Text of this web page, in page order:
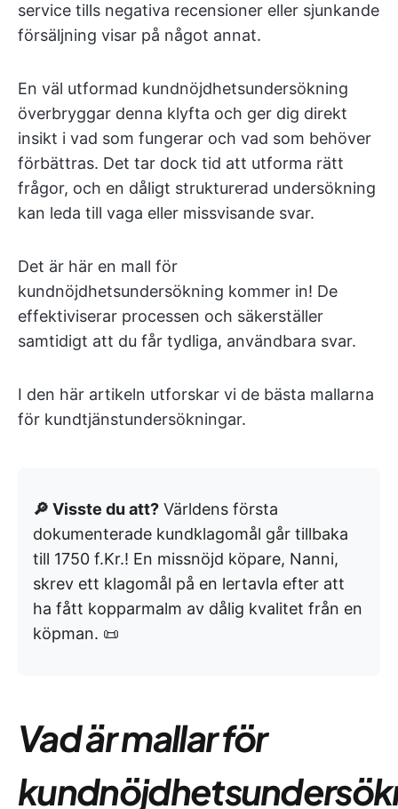
service tills negativa recensioner eller sjunkande
försäljning visar på något annat.
En väl utformad kundnöjdhetsundersökning
överbryggar denna klyfta och ger dig direkt
insikt i vad som fungerar och vad som behöver
förbättras. Det tar dock tid att utforma rätt
frågor, och en dåligt strukturerad undersökning
kan leda till vaga eller missvisande svar.
Det är här en mall för
kundnöjdhetsundersökning kommer in! De
effektiviserar processen och säkerställer
samtidigt att du får tydliga, användbara svar.
I den här artikeln utforskar vi de bästa mallarna
för kundtjänstundersökningar.
🔎 Visste du att? Världens första
dokumenterade kundklagomål går tillbaka
till 1750 f.Kr.! En missnöjd köpare, Nanni,
skrev ett klagomål på en lertavla efter att
ha fått kopparmalm av dålig kvalitet från en
köpman. 📜
Vad är mallar för